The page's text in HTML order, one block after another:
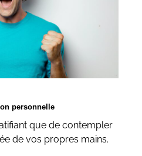
personnelle
que de contempler
de vos propres mains.